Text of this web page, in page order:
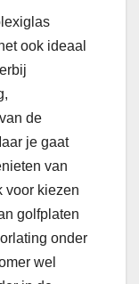
ook ideaal
de
je gaat
van
voor kiezen
golfplaten
onder
wel